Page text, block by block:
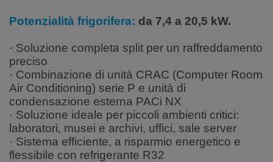
Potenzialità frigorifera: da 7,4 a 20,5 kW.
· Soluzione completa split per un raffreddamento
preciso
· Combinazione di unità CRAC (Computer Room
Air Conditioning) serie P e unità di
condensazione esterna PACi NX
· Soluzione ideale per piccoli ambienti critici:
laboratori, musei e archivi, uffici, sale server
· Sistema efficiente, a risparmio energetico e
flessibile con refrigerante R32